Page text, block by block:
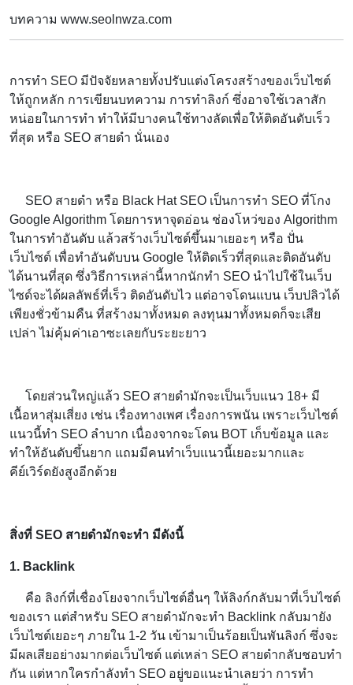
บทความ www.seolnwza.com
การทำ SEO มีปัจจัยหลายทั้งปรับแต่งโครงสร้างของเว็บไซต์
ให้ถูกหลัก การเขียนบทความ การทำลิงก์ ซึ่งอาจใช้เวลาสัก
หน่อยในการทำ ทำให้มีบางคนใช้ทางลัดเพื่อให้ติดอันดับเร็ว
ที่สุด หรือ SEO สายดำ นั่นเอง
SEO สายดำ หรือ Black Hat SEO เป็นการทำ SEO ที่โกง
Google Algorithm โดยการหาจุดอ่อน ช่องโหว่ของ Algorithm
ในการทำอันดับ แล้วสร้างเว็บไซต์ขึ้นมาเยอะๆ หรือ ปั่น
เว็บไซต์ เพื่อทำอันดับบน Google ให้ติดเร็วที่สุดและติดอันดับ
ได้นานที่สุด ซึ่งวิธีการเหล่านี้หากนักทำ SEO นำไปใช้ในเว็บ
ไซด์จะได้ผลลัพธ์ที่เร็ว ติดอันดับไว แต่อาจโดนแบน เว็บปลิวได้
เพียงชั่วข้ามคืน ที่สร้างมาทั้งหมด ลงทุนมาทั้งหมดก็จะเสีย
เปล่า ไม่คุ้มค่าเอาซะเลยกับระยะยาว
โดยส่วนใหญ่แล้ว SEO สายดำมักจะเป็นเว็บแนว 18+ มี
เนื้อหาสุ่มเสี่ยง เช่น เรื่องทางเพศ เรื่องการพนัน เพราะเว็บไซต์
แนวนี้ทำ SEO ลำบาก เนื่องจากจะโดน BOT เก็บข้อมูล และ
ทำให้อันดับขึ้นยาก แถมมีคนทำเว็บแนวนี้เยอะมากและ
คีย์เวิร์ดยังสูงอีกด้วย
สิ่งที่ SEO สายดำมักจะทำ มีดังนี้
1. Backlink
คือ ลิงก์ที่เชื่องโยงจากเว็บไซต์อื่นๆ ให้ลิงก์กลับมาที่เว็บไซต์
ของเรา แต่สำหรับ SEO สายดำมักจะทำ Backlink กลับมายัง
เว็บไซต์เยอะๆ ภายใน 1-2 วัน เข้ามาเป็นร้อยเป็นพันลิงก์ ซึ่งจะ
มีผลเสียอย่างมากต่อเว็บไซต์ แต่เหล่า SEO สายดำกลับชอบทำ
กัน แต่หากใครกำลังทำ SEO อยู่ขอแนะนำเลยว่า การทำ